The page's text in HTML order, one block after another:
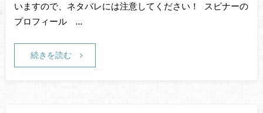
いますので、ネタバレには注意してください！ スピナーの
プロフィール …
続きを読む